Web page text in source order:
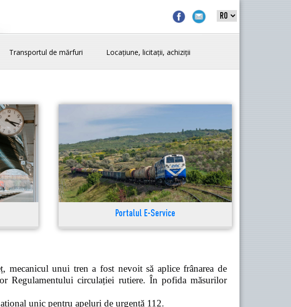
Transportul de mărfuri Locațiune, licitații, achiziții
Portalul E-Service
unui tren a fost nevoit să aplice frânarea de
Regulamentului circulației rutiere. În pofida măsurilor
unic pentru apeluri de urgență 112.